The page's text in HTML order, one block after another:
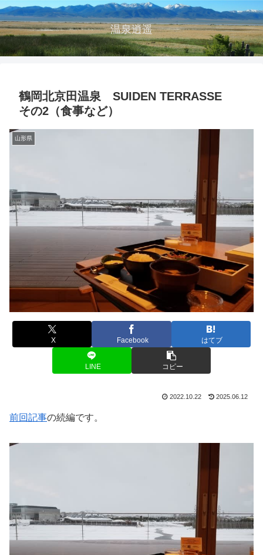
温泉逍遥
鶴岡北京田温泉 SUIDEN TERRASSE
その2（食事など）
山形県
X Facebook はてブ
LINE コピー
2022.10.22 2025.06.12
前回記事の続編です。